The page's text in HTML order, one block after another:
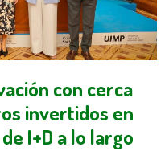
con cerca
invertidos en
I+D a lo largo